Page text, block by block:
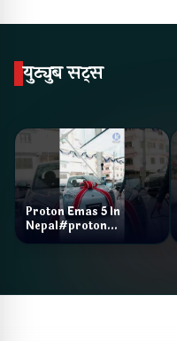
युट्युब सट्स
Proton Emas 5 In
Nepal#proton